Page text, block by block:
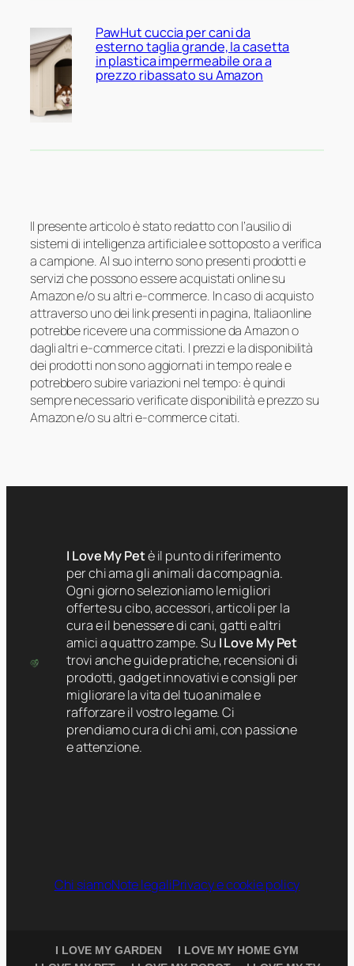
PawHut cuccia per cani da
esterno taglia grande, la casetta
in plastica impermeabile ora a
prezzo ribassato su Amazon
Il presente articolo è stato redatto con l’ausilio di
sistemi di intelligenza artificiale e sottoposto a verifica
a campione. Al suo interno sono presenti prodotti e
servizi che possono essere acquistati online su
Amazon e/o su altri e-commerce. In caso di acquisto
attraverso uno dei link presenti in pagina, Italiaonline
potrebbe ricevere una commissione da Amazon o
dagli altri e-commerce citati. I prezzi e la disponibilità
dei prodotti non sono aggiornati in tempo reale e
potrebbero subire variazioni nel tempo: è quindi
sempre necessario verificate disponibilità e prezzo su
Amazon e/o su altri e-commerce citati.
I Love My Petè il punto di riferimento
per chi ama gli animali da compagnia.
Ogni giorno selezioniamo le migliori
offerte su cibo, accessori, articoli per la
cura e il benessere di cani, gatti e altri
amici a quattro zampe. Su I Love My Pet
trovi anche guide pratiche, recensioni di
prodotti, gadget innovativi e consigli per
migliorare la vita del tuo animale e
rafforzare il vostro legame. Ci
prendiamo cura di chi ami, con passione
e attenzione.
Chi siamoNote legaliPrivacy e cookie policy
I LOVE MY GARDEN
I LOVE MY HOME GYM